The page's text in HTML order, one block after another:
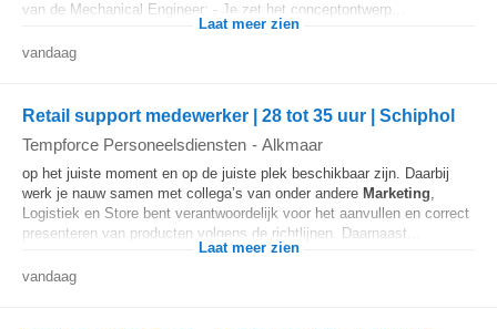
van de Mechanical Engineer; - Je zet het conceptontwerp...
Laat meer zien
vandaag
Retail support medewerker | 28 tot 35 uur | Schiphol
Tempforce Personeelsdiensten - Alkmaar
op het juiste moment en op de juiste plek beschikbaar zijn. Daarbij
werk je nauw samen met collega’s van onder andere Marketing,
Logistiek en Store bent verantwoordelijk voor het aanvullen en correct
presenteren van producten volgens de richtlijnen. Daarnaast...
Laat meer zien
vandaag